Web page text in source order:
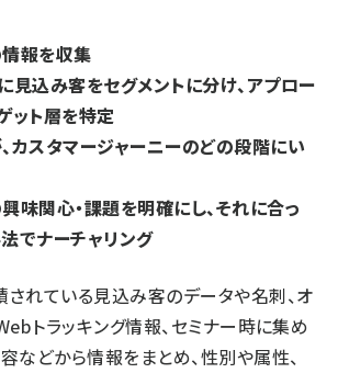
報を収集
見込み客をセグメントに分け、アプロー
ット層を特定
カスタマージャーニーのどの段階にい
味関心・課題を明確にし、それに合っ
でナーチャリング
れている見込み客のデータや名刺、オ
トラッキング情報、セミナー時に集め
などから情報をまとめ、性別や属性、